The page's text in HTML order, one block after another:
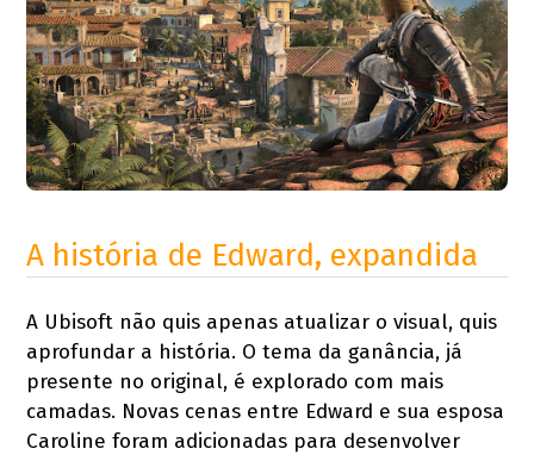
A história de Edward, expandida
A Ubisoft não quis apenas atualizar o visual, quis
aprofundar a história. O tema da ganância, já
presente no original, é explorado com mais
camadas. Novas cenas entre Edward e sua esposa
Caroline foram adicionadas para desenvolver